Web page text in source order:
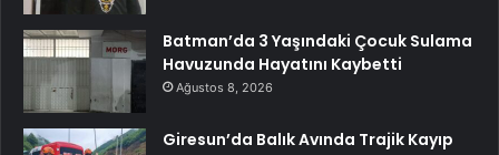
Batman’da 3 Yaşındaki Çocuk Sulama
Havuzunda Hayatını Kaybetti
Ağustos 8, 2026
Giresun’da Balık Avında Trajik Kayıp